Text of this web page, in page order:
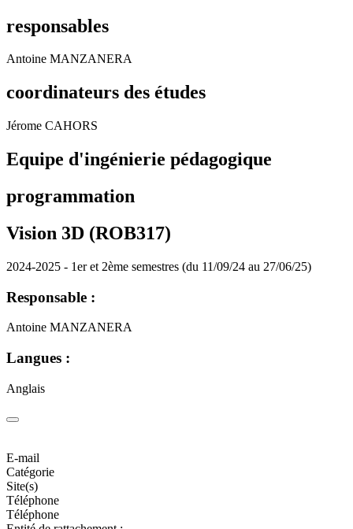
responsables
Antoine MANZANERA
coordinateurs des études
Jérome CAHORS
Equipe d'ingénierie pédagogique
programmation
Vision 3D (ROB317)
2024-2025 - 1er et 2ème semestres (du 11/09/24 au 27/06/25)
Responsable :
Antoine MANZANERA
Langues :
Anglais
E-mail
Catégorie
Site(s)
Téléphone
Téléphone